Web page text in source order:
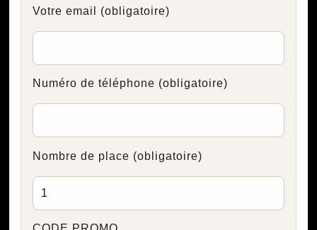
Votre email (obligatoire)
Numéro de téléphone (obligatoire)
Nombre de place (obligatoire)